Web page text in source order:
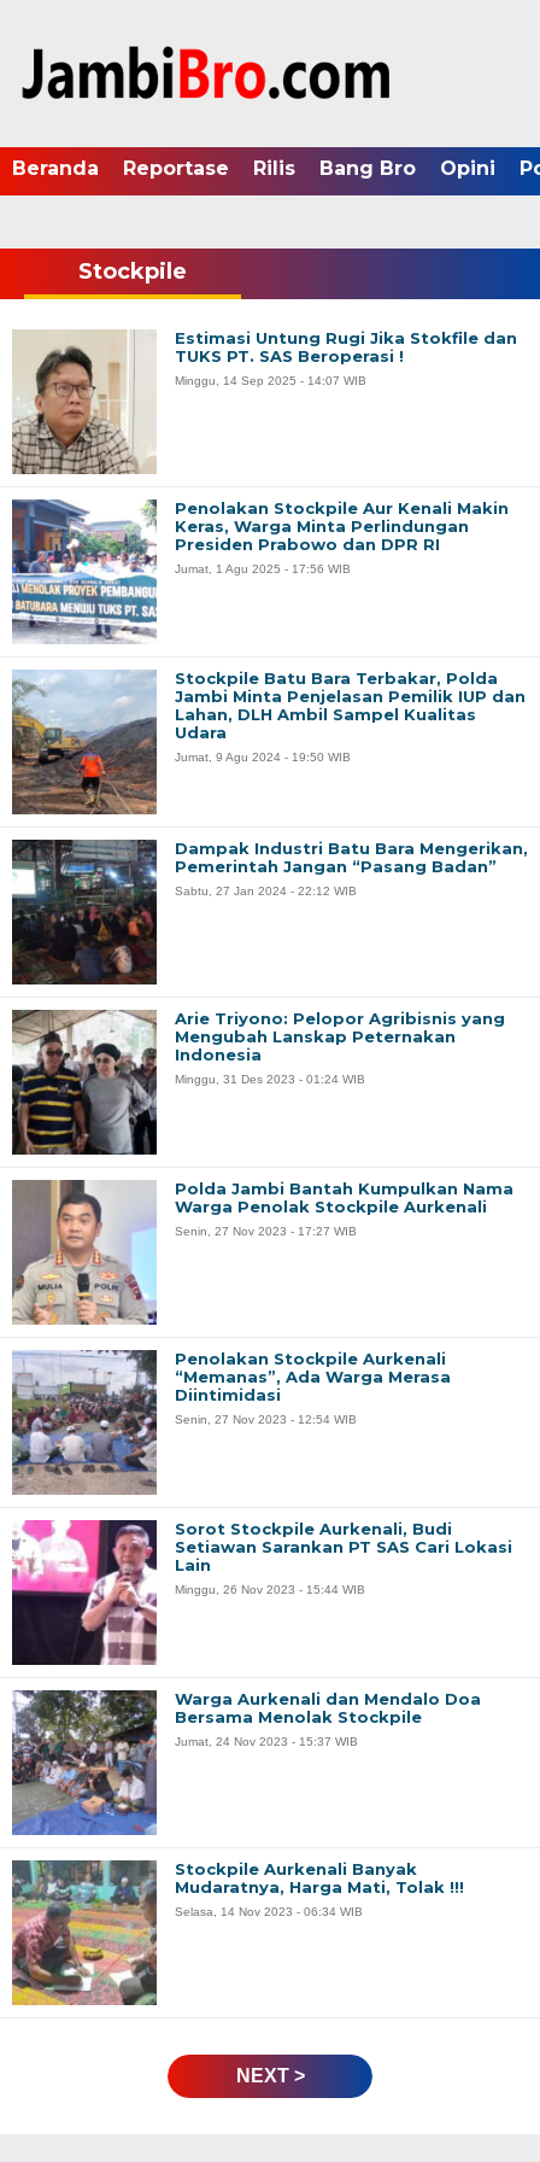
Beranda Reportase Rilis Bang Bro Opini
Stockpile
Estimasi Untung Rugi Jika Stokfile dan
TUKS PT. SAS Beroperasi !
Minggu, 14 Sep 2025 - 14:07 WIB
Penolakan Stockpile Aur Kenali Makin
Keras, Warga Minta Perlindungan
Presiden Prabowo dan DPR RI
Jumat, 1 Agu 2025 - 17:56 WIB
Stockpile Batu Bara Terbakar, Polda
Jambi Minta Penjelasan Pemilik IUP dan
Lahan, DLH Ambil Sampel Kualitas
Udara
Jumat, 9 Agu 2024 - 19:50 WIB
Dampak Industri Batu Bara Mengerikan,
Pemerintah Jangan “Pasang Badan”
Sabtu, 27 Jan 2024 - 22:12 WIB
Arie Triyono: Pelopor Agribisnis yang
Mengubah Lanskap Peternakan
Indonesia
Minggu, 31 Des 2023 - 01:24 WIB
Polda Jambi Bantah Kumpulkan Nama
Warga Penolak Stockpile Aurkenali
Senin, 27 Nov 2023 - 17:27 WIB
Penolakan Stockpile Aurkenali
“Memanas”, Ada Warga Merasa
Diintimidasi
Senin, 27 Nov 2023 - 12:54 WIB
Sorot Stockpile Aurkenali, Budi
Setiawan Sarankan PT SAS Cari Lokasi
Lain
Minggu, 26 Nov 2023 - 15:44 WIB
Warga Aurkenali dan Mendalo Doa
Bersama Menolak Stockpile
Jumat, 24 Nov 2023 - 15:37 WIB
Stockpile Aurkenali Banyak
Mudaratnya, Harga Mati, Tolak !!!
Selasa, 14 Nov 2023 - 06:34 WIB
NEXT >